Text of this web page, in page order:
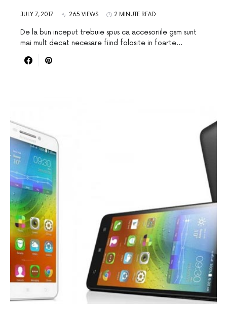
JULY 7, 2017 265 VIEWS 2 MINUTE READ
De la bun inceput trebuie spus ca accesoriile gsm sunt
mai mult decat necesare fiind folosite in foarte…